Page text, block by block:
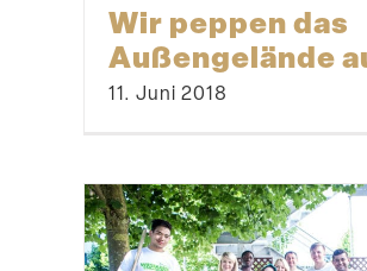
Wir peppen das
Außen­ge­lände
11. Juni 2018